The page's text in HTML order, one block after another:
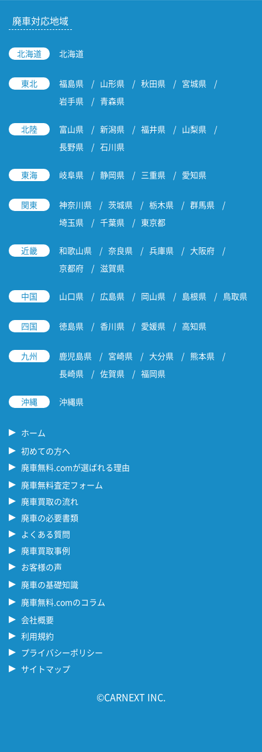
廃車対応地域
北海道 北海道
東北 福島県 山形県 秋田県
宮城県
岩手県
青森県
北陸 富山県 新潟県 福井県
山梨県
長野県
石川県
東海 岐阜県 静岡県 三重県 愛知県
関東 神奈川県 茨城県 栃木県
群馬県
埼玉県
千葉県 東京都
近畿 和歌山県 奈良県 兵庫県
大阪府
京都府
滋賀県
中国 山口県 広島県 岡山県 島根県 鳥取県
四国 徳島県 香川県 愛媛県 高知県
九州 鹿児島県 宮崎県 大分県
熊本県
長崎県
佐賀県 福岡県
沖縄 沖縄県
ホーム
初めての方へ
廃車無料.comが選ばれる理由
廃車無料査定フォーム
廃車買取の流れ
廃車の必要書類
よくある質問
廃車買取事例
お客様の声
廃車の基礎知識
廃車無料.comのコラム
会社概要
利用規約
プライバシーポリシー
サイトマップ
©CARNEXT INC.